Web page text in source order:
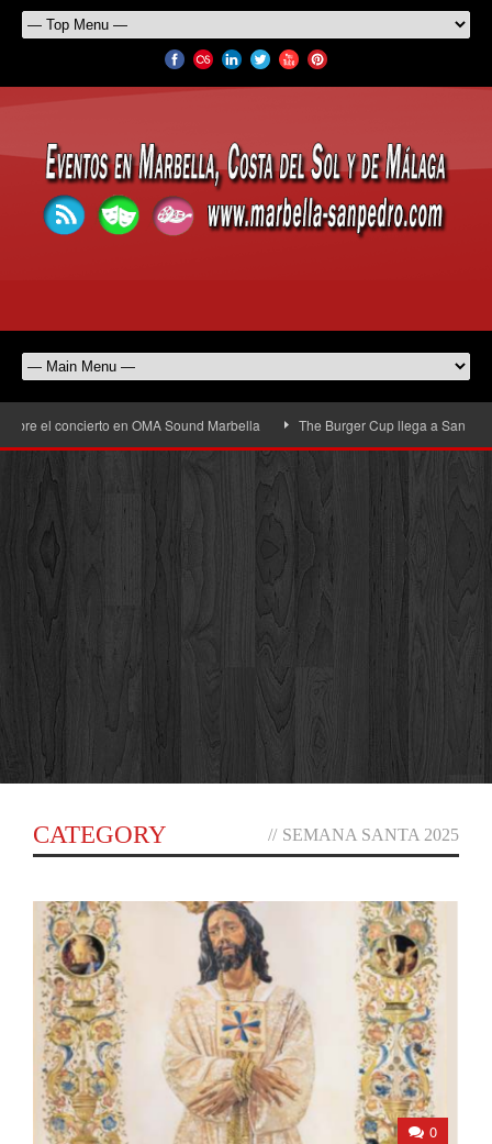
en OMA Sound Marbella The Burger Cup llega a San Pedro Alcántara:
CATEGORY // SEMANA SANTA 2025
0